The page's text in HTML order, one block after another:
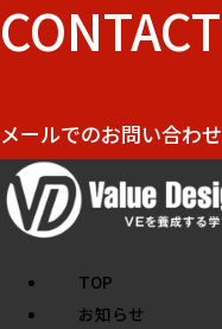
CONTACT
メールでのお問い合わせ
TOP
お知らせ